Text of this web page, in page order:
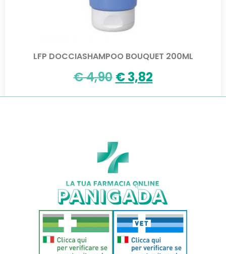
LFP DOCCIASHAMPOO BOUQUET 200ML
€4,90 €3,82